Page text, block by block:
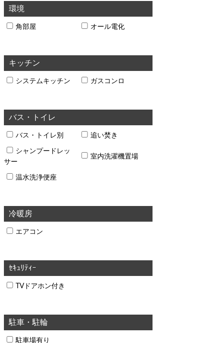
環境
角部屋 オール電化
キッチン
システムキッチン ガスコンロ
バス・トイレ
バス・トイレ別 追い焚き
シャンプードレッ
サー
室内洗濯機置場
温水洗浄便座
冷暖房
エアコン
ｾｷｭﾘﾃｨｰ
TVドアホン付き
駐車・駐輪
駐車場有り